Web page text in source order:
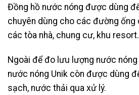
Đồng hồ nước nóng được dùng
chuyên dùng cho các đường
các tòa nhà, chung cư, khu
Ngoài để đo lưu lượng nước
nước nóng Unik còn được dùng
sạch, nước thải qua xử lý.